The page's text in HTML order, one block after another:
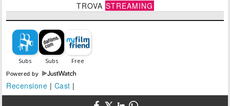
TROVA STREAMING
Powered by
Recensione | Cast |